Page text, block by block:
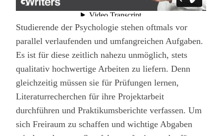
Studierende der Psychologie stehen oftmals vor
parallel verlaufenden und umfangreichen Aufgaben.
Es ist für diese zeitlich nahezu unmöglich, stets
qualitativ hochwertige Arbeiten zu liefern. Denn
gleichzeitig müssen sie für Prüfungen lernen,
Literaturrecherchen für ihre Projektarbeit
durchführen und Praktikumsberichte verfassen. Um
sich Freiraum zu schaffen und wichtige Abgaben